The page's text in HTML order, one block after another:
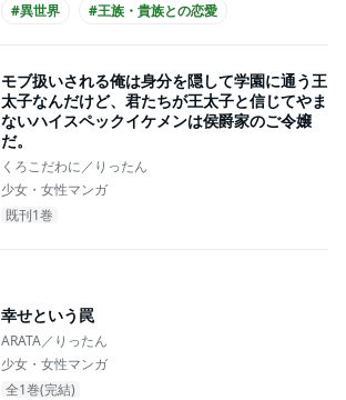
#異世界
#王族・貴族との恋愛
#コミカライズ化
モブ扱いされる俺は身分を隠して学園に通う王
太子なんだけど、君たちが王太子と信じてやま
ないハイスペックイケメンは侯爵家のご令嬢
だ。
くろこだわに／りったん
少女・女性マンガ
既刊1巻
幸せという罠
ARATA／りったん
少女・女性マンガ
全1巻(完結)